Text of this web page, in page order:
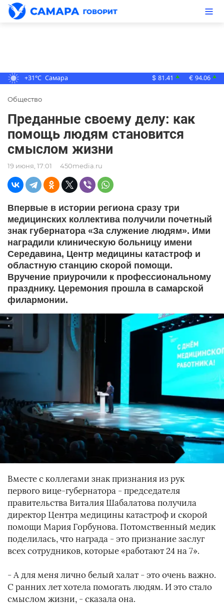
+31°C Самара $ 81.41 ▲ € 94.06 ▲
Общество
Преданные своему делу: как
помощь людям становится
смыслом жизни
19 июня, 17:01 450media.ru
Впервые в истории региона сразу три
медицинских коллектива получили почетный
знак губернатора «За служение людям». Ими
наградили клиническую больницу имени
Середавина, Центр медицины катастроф и
областную станцию скорой помощи.
Вручение приурочили к профессиональному
празднику. Церемония прошла в самарской
филармонии.
Вместе с коллегами знак признания из рук
первого вице-губернатора - председателя
правительства Виталия Шабалатова получила
директор Центра медицины катастроф и скорой
помощи Мария Горбунова. Потомственный медик
поделилась, что награда - это признание заслуг
всех сотрудников, которые «работают 24 на 7».
- А для меня лично белый халат - это очень важно.
С ранних лет хотела помогать людям. И это стало
смыслом жизни, - сказала она.